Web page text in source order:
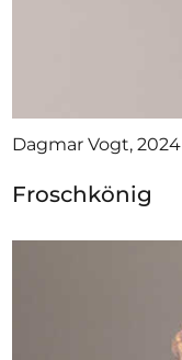
Dagmar Vogt, 2024
Froschkönig